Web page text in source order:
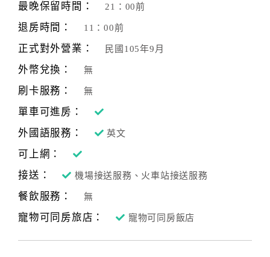
度
訂
單
理
會
員
戶
客
最晚保留時間： 21：00前
退房時間： 11：00前
正式對外營業： 民國105年9月
外幣兌換： 無
刷卡服務： 無
單車可進房：
外國語服務：
英文
可上網：
接送：
機場接送服務、火車站接送服務
餐飲服務： 無
寵物可同房旅店： 寵物可同房飯店